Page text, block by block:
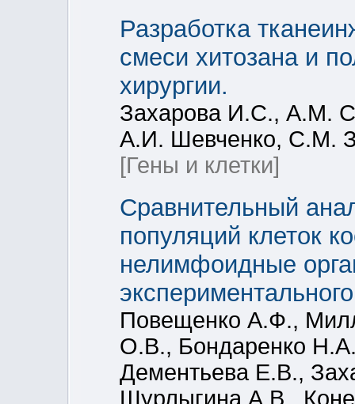
Разработка
смеси хитозана и
хирургии.
Захарова И.С., А.М.
А.И. Шевченко, С.М.
[Гены и клетки]
Сравнительный
популяций клеток
нелимфоидные
Повещенко А.Ф.,
О.В., Бондаренко
Дементьева Е.В.,
Шурлыгина А.В.,